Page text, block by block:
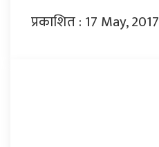
प्रकाशित : 17 May, 2017